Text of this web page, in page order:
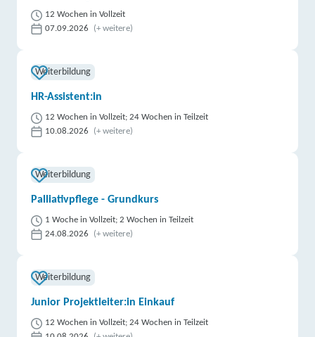
12 Wochen in Vollzeit
07.09.2026
(+ weitere)
Weiterbildung
HR-Assistent:in
12 Wochen in Vollzeit; 24 Wochen in Teilzeit
10.08.2026
(+ weitere)
Weiterbildung
Palliativpflege - Grundkurs
1 Woche in Vollzeit; 2 Wochen in Teilzeit
24.08.2026
(+ weitere)
Weiterbildung
Junior Projektleiter:in Einkauf
12 Wochen in Vollzeit; 24 Wochen in Teilzeit